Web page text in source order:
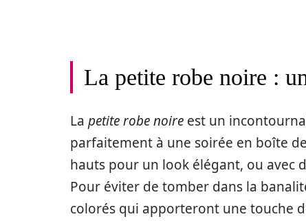
La petite robe noire :
La petite robe noire est un
parfaitement à une soirée en boîte
hauts pour un look élégant, ou avec
Pour éviter de tomber dans la
colorés qui apporteront une touche